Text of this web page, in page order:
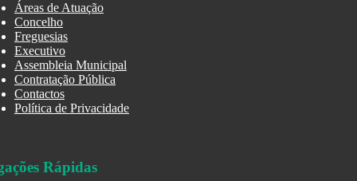
Áreas de Atuação
Concelho
Freguesias
Executivo
Assembleia Municipal
Contratação Pública
Contactos
Política de Privacidade
Rápidas